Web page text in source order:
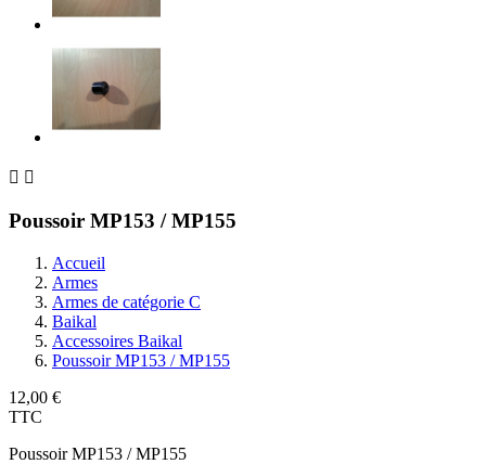
 
Poussoir MP153 / MP155
Accueil
Armes
Armes de catégorie C
Baikal
Accessoires Baikal
Poussoir MP153 / MP155
12,00 €
TTC
Poussoir MP153 / MP155